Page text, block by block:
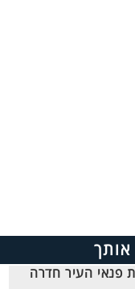
אותך
פנאי העיר חדרה